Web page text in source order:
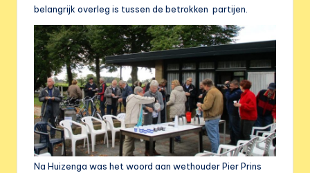
belangrijk overleg is tussen de betrokken partijen.
Na Huizenga was het woord aan wethouder Pier Prins